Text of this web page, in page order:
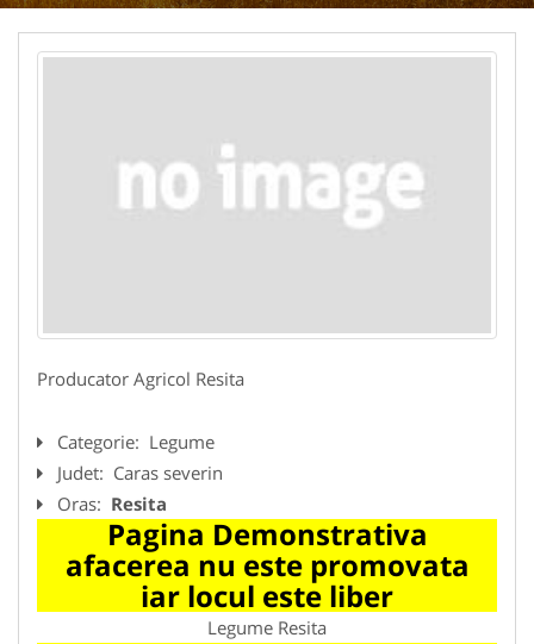
Producator Agricol Resita
Categorie: Legume
Judet: Caras severin
Oras: Resita
Pagina Demonstrativa
afacerea nu este promovata
iar locul este liber
Legume Resita